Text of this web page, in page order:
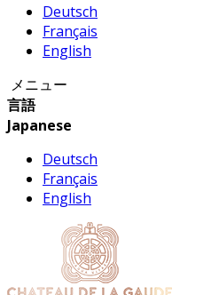
Deutsch
Français
English
メニュー
言語
Japanese
Deutsch
Français
English